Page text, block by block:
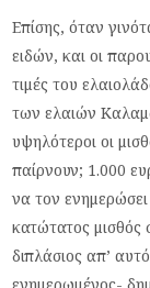
Επίσης, όταν
ειδών, και οι
τιμές του
των ελαιών
υψηλότεροι οι
παίρνουν; 1.000
να τον
κατώτατος μισθός
διπλάσιος απ’